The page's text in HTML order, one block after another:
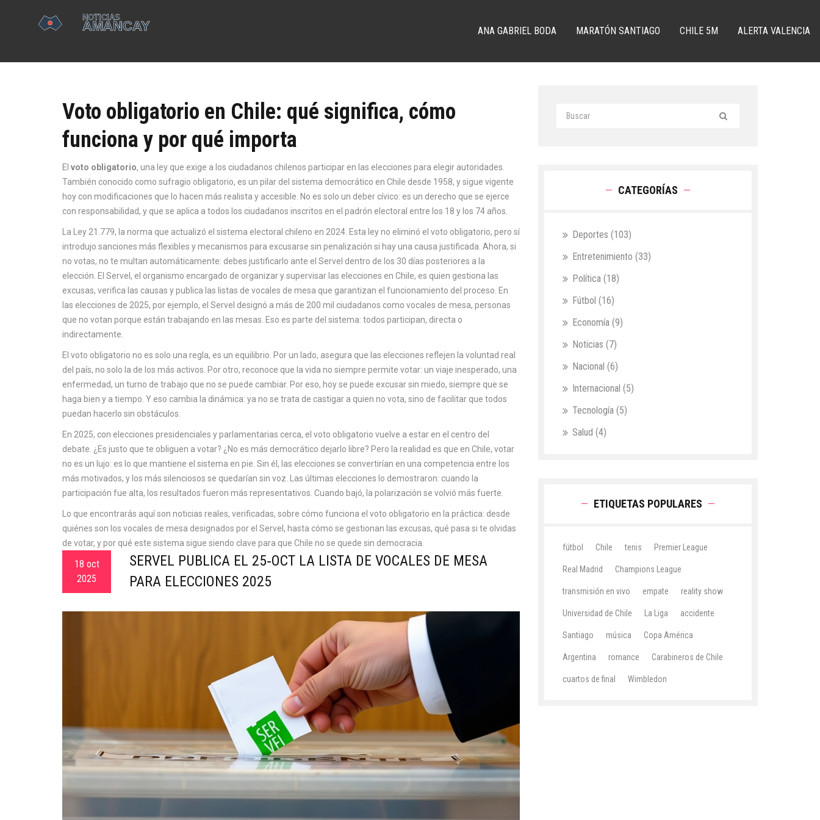
ANA GABRIEL BODA MARATÓN SANTIAGO CHILE 5M ALERTA VALENCIA
Voto obligatorio en Chile: qué significa, cómo
funciona y por qué importa
El voto obligatorio, una ley que exige a los ciudadanos chilenos participar en las elecciones para elegir autoridades
También conocido como sufragio obligatorio, es un pilar del sistema democrático en Chile desde 1958, y sigue vigente
hoy con modificaciones que lo hacen más realista y accesible. No es solo un deber cívico: es un derecho que se ejerce
con responsabilidad, y que se aplica a todos los ciudadanos inscritos en el padrón electoral entre los 18 y los 74 años.
La Ley 21.779, la norma que actualizó el sistema electoral chileno en 2024 . Esta ley no eliminó el voto obligatorio, pero sí
introdujo sanciones más flexibles y mecanismos para excusarse sin penalización si hay una causa justificada. Ahora, si
no votas, no te multan automáticamente: debes justificarlo ante el Servel dentro de los 30 días posteriores a la
elección. El Servel , el organismo encargado de organizar y supervisar las elecciones en Chile, es quien gestiona las
excusas, verifica las causas y publica las listas de vocales de mesa que garantizan el funcionamiento del proceso. En
las elecciones de 2025, por ejemplo, el Servel designó a más de 200 mil ciudadanos como vocales de mesa, personas
que no votan porque están trabajando en las mesas. Eso es parte del sistema: todos participan, directa o
indirectamente.
El voto obligatorio no es solo una regla, es un equilibrio. Por un lado, asegura que las elecciones reflejen la voluntad real
del país, no solo la de los más activos. Por otro, reconoce que la vida no siempre permite votar: un viaje inesperado, una
enfermedad, un turno de trabajo que no se puede cambiar. Por eso, hoy se puede excusar sin miedo, siempre que se
haga bien y a tiempo. Y eso cambia la dinámica: ya no se trata de castigar a quien no vota, sino de facilitar que todos
puedan hacerlo sin obstáculos.
En 2025, con elecciones presidenciales y parlamentarias cerca, el voto obligatorio vuelve a estar en el centro del
debate. ¿Es justo que te obliguen a votar? ¿No es más democrático dejarlo libre? Pero la realidad es que en Chile, votar
no es un lujo: es lo que mantiene el sistema en pie. Sin él, las elecciones se convertirían en una competencia entre los
más motivados, y los más silenciosos se quedarían sin voz. Las últimas elecciones lo demostraron: cuando la
participación fue alta, los resultados fueron más representativos. Cuando bajó, la polarización se volvió más fuerte.
Lo que encontrarás aquí son noticias reales, verificadas, sobre cómo funciona el voto obligatorio en la práctica: desde
quiénes son los vocales de mesa designados por el Servel, hasta cómo se gestionan las excusas, qué pasa si te olvidas
de votar, y por qué este sistema sigue siendo clave para que Chile no se quede sin democracia.
18 oct
2025
SERVEL PUBLICA EL 25‑OCT LA LISTA DE VOCALES DE MESA
PARA ELECCIONES 2025
CATEGORÍAS
Deportes (103)
Entretenimiento (33)
Política (18)
Fútbol (16)
Economía (9)
Noticias (7)
Nacional (6)
Internacional (5)
Tecnología (5)
Salud (4)
ETIQUETAS POPULARES
fútbol Chile tenis Premier League
Real Madrid Champions League
transmisión en vivo empate reality show
Universidad de Chile La Liga accidente
Santiago música Copa América
Argentina romance Carabineros de Chile
cuartos de final Wimbledon